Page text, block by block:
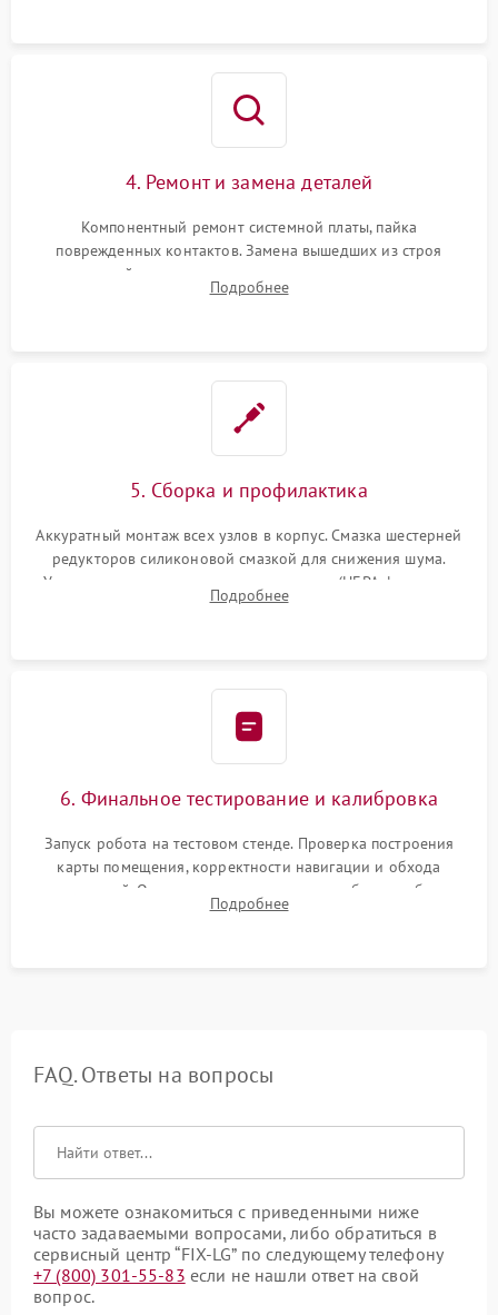
4. Ремонт и замена деталей
Компонентный ремонт системной платы, пайка
поврежденных контактов. Замена вышедших из строя
двигателей, изношенного аккумулятора, неисправного
лидара или помпы подачи воды. Восстановление шлейфов и
Подробнее
5. Сборка и профилактика
Аккуратный монтаж всех узлов в корпус. Смазка шестерней
редукторов силиконовой смазкой для снижения шума.
Установка новых расходных материалов (HEPA-фильтров,
микрофибры, щеток). Надежная фиксация разъемов и
Подробнее
6. Финальное тестирование и калибровка
Запуск робота на тестовом стенде. Проверка построения
карты помещения, корректности навигации и обхода
препятствий. Оценка силы всасывания и работы турбины.
Тестирование автоматического возврата на док-станцию и
Подробнее
FAQ. Ответы на вопросы
Вы можете ознакомиться с приведенными ниже
часто задаваемыми вопросами, либо обратиться в
сервисный центр “FIX-LG” по следующему телефону
+7 (800) 301-55-83 если не нашли ответ на свой
вопрос.